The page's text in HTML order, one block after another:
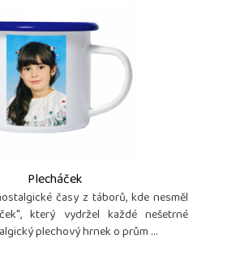
Plecháček
časy z táborů, kde nesměl
který vydržel každé nešetrné
plechový hrnek o prům ...